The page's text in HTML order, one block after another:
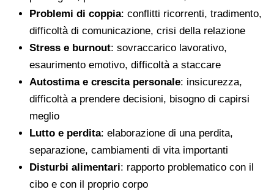
Problemi di coppia: conflitti ricorrenti, tradimento,
difficoltà di comunicazione, crisi della relazione
Stress e burnout: sovraccarico lavorativo,
esaurimento emotivo, difficoltà a staccare
Autostima e crescita personale: insicurezza,
difficoltà a prendere decisioni, bisogno di capirsi
meglio
Lutto e perdita: elaborazione di una perdita,
separazione, cambiamenti di vita importanti
Disturbi alimentari: rapporto problematico con il
cibo e con il proprio corpo